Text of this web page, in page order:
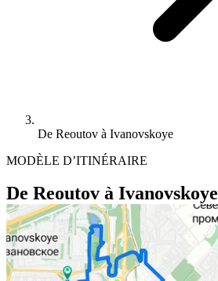
De Reoutov à Ivanovskoye
MODÈLE D’ITINÉRAIRE
De Reoutov à Ivanovskoye